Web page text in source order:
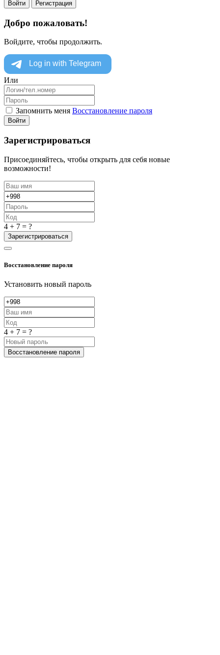
Войти Регистрация
Добро пожаловать!
Войдите, чтобы продолжить.
Или
Запомнить меня Восстановление пароля
Войти
Зарегистрироваться
Присоединяйтесь, чтобы открыть для себя новые
возможности!
4 + 7 = ?
Зарегистрироваться
Восстановление пароля
Установить новый пароль
4 + 7 = ?
Восстановление пароля